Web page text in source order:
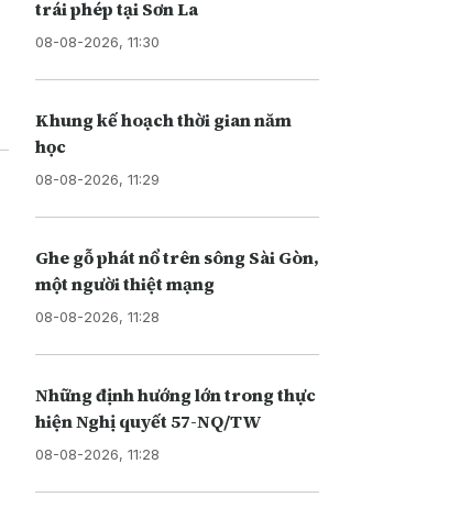
trái phép tại Sơn La
08-08-2026, 11:30
Khung kế hoạch thời gian năm
học
08-08-2026, 11:29
Ghe gỗ phát nổ trên sông Sài Gòn,
một người thiệt mạng
08-08-2026, 11:28
Những định hướng lớn trong thực
hiện Nghị quyết 57-NQ/TW
08-08-2026, 11:28